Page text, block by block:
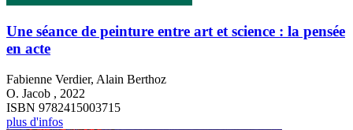
Une séance de peinture entre art et science : la pensée
en acte
Fabienne Verdier, Alain Berthoz
O. Jacob , 2022
ISBN 9782415003715
plus d'infos